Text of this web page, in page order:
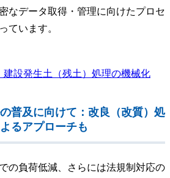
なデータ取得・管理に向けたプロセ
ています。
設発生土（残土）処理の機械化
普及に向けて：改良（改質）処
るアプローチも
の負荷低減、さらには法規制対応の